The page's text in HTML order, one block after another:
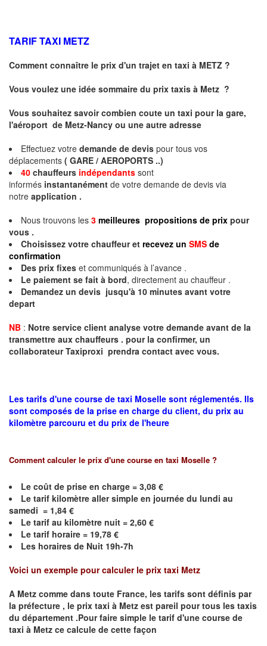
TARIF TAXI METZ
Comment connaître le prix d'un trajet en taxi à METZ ?
Vous voulez une idée sommaire du prix taxis à Metz ?
Vous souhaitez savoir combien coute un taxi pour la gare,
l'aéroport de Metz-Nancy ou une autre adresse
Effectuez votre demande de devis pour tous vos
déplacements ( GARE / AEROPORTS ..)
40 chauffeurs indépendants sont
informés instantanément de votre demande de devis via
notre application .
Nous trouvons les 3 meilleures propositions de prix pour
vous .
Choisissez votre chauffeur et recevez un SMS de
confirmation
Des prix fixes et communiqués à l’avance .
Le paiement se fait à bord, directement au chauffeur .
Demandez un devis jusqu'à 10 minutes avant votre
depart
NB : Notre service client analyse votre demande avant de la
transmettre aux chauffeurs . pour la confirmer, un
collaborateur Taxiproxi prendra contact avec vous.
Les tarifs d'une course de taxi Moselle sont réglementés. Ils
sont composés de la prise en charge du client, du prix au
kilomètre parcouru et du prix de l'heure
Comment calculer le prix d'une course en taxi Moselle ?
Le coût de prise en charge = 3,08 €
Le tarif kilomètre aller simple en journée du lundi au
samedi = 1,84 €
Le tarif au kilomètre nuit = 2,60 €
Le tarif horaire = 19,78 €
Les horaires de Nuit 19h-7h
Voici un exemple pour calculer le prix taxi Metz
A Metz comme dans toute France, les tarifs sont définis par
la préfecture , le prix taxi à Metz est pareil pour tous les taxis
du département .Pour faire simple le tarif d'une course de
taxi à Metz ce calcule de cette façon